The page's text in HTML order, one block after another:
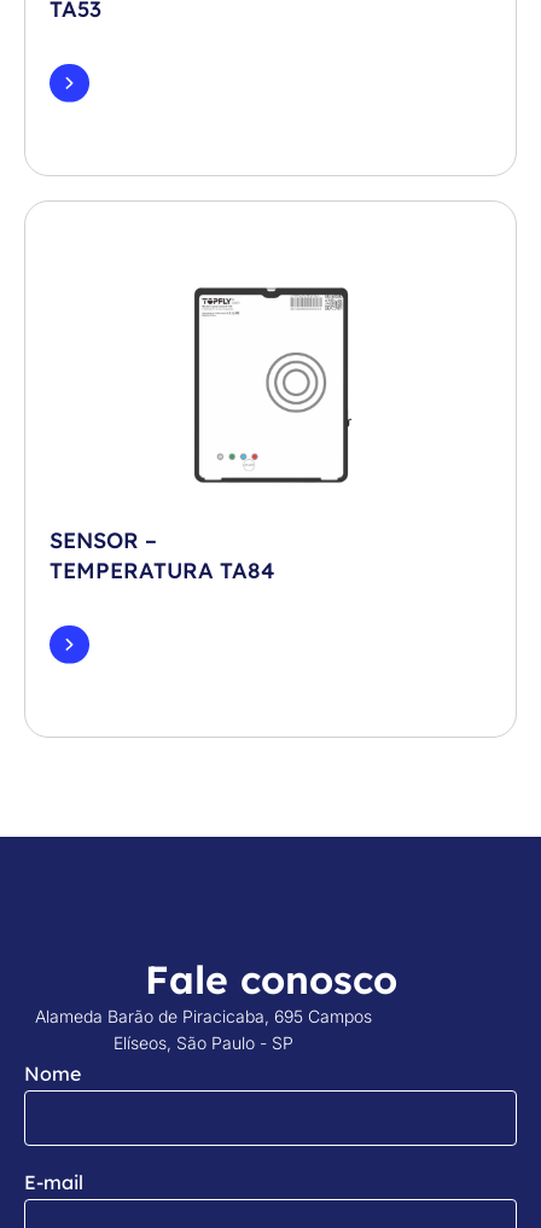
TA53
SENSOR –
TEMPERATURA TA84
Fale conosco
Alameda Barão de Piracicaba, 695 Campos
Elíseos, São Paulo - SP
Nome
E-mail